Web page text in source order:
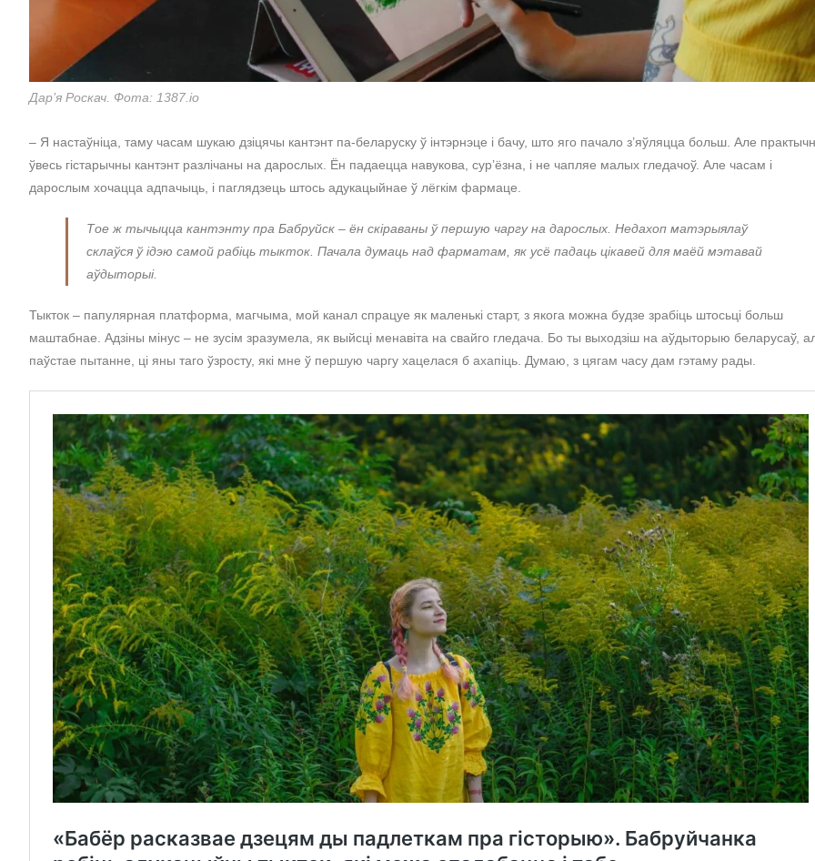
Дар’я Роскач. Фота: 1387.io
– Я настаўніца, таму часам шукаю дзіцячы кантэнт па-беларуску ў інтэрнэце і бачу, што яго пачало з’яўляцца больш. Але
ўвесь гістарычны кантэнт разлічаны на дарослых. Ён падаецца навукова, сур’ёзна, і не чапляе малых гледачоў. Але часам і
дарослым хочацца адпачыць, і паглядзець штось адукацыйнае ў лёгкім фармаце.
Тое ж тычыцца кантэнту пра Бабруйск – ён скіраваны ў першую чаргу на дарослых. Недахоп матэрыялаў
склаўся ў ідэю самой рабіць тыкток. Пачала думаць над фарматам, як усё падаць цікавей для маёй мэтавай
аўдыторыі.
Тыкток – папулярная платформа, магчыма, мой канал спрацуе як маленькі старт, з якога можна будзе зрабіць штосьці больш
маштабнае. Адзіны мінус – не зусім зразумела, як выйсці менавіта на свайго гледача. Бо ты выходзіш на аўдыторыю беларусаў,
паўстае пытанне, ці яны таго ўзросту, які мне ў першую чаргу хацелася б ахапіць. Думаю, з цягам часу дам гэтаму рады.